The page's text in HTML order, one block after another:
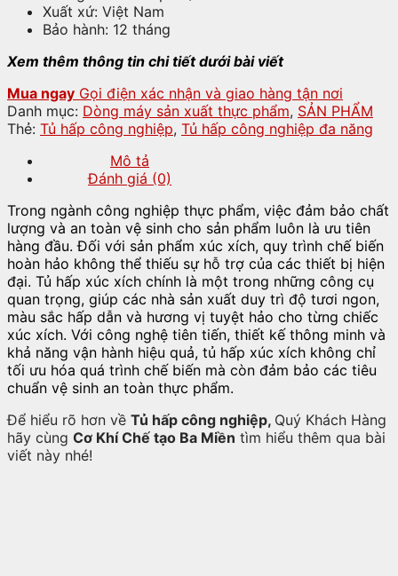
Xuất xứ: Việt Nam
Bảo hành: 12 tháng
Xem thêm thông tin chi tiết dưới bài viết
Mua ngay Gọi điện xác nhận và giao hàng tận nơi
Danh mục: Dòng máy sản xuất thực phẩm, SẢN PHẨM
Thẻ: Tủ hấp công nghiệp, Tủ hấp công nghiệp đa năng
Mô tả
Đánh giá (0)
Trong ngành công nghiệp thực phẩm, việc đảm bảo chất
lượng và an toàn vệ sinh cho sản phẩm luôn là ưu tiên
hàng đầu. Đối với sản phẩm xúc xích, quy trình chế biến
hoàn hảo không thể thiếu sự hỗ trợ của các thiết bị hiện
đại. Tủ hấp xúc xích chính là một trong những công cụ
quan trọng, giúp các nhà sản xuất duy trì độ tươi ngon,
màu sắc hấp dẫn và hương vị tuyệt hảo cho từng chiếc
xúc xích. Với công nghệ tiên tiến, thiết kế thông minh và
khả năng vận hành hiệu quả, tủ hấp xúc xích không chỉ
tối ưu hóa quá trình chế biến mà còn đảm bảo các tiêu
chuẩn vệ sinh an toàn thực phẩm.
Để hiểu rõ hơn về Tủ hấp công nghiệp, Quý Khách Hàng
hãy cùng Cơ Khí Chế tạo Ba Miền tìm hiểu thêm qua bài
viết này nhé!